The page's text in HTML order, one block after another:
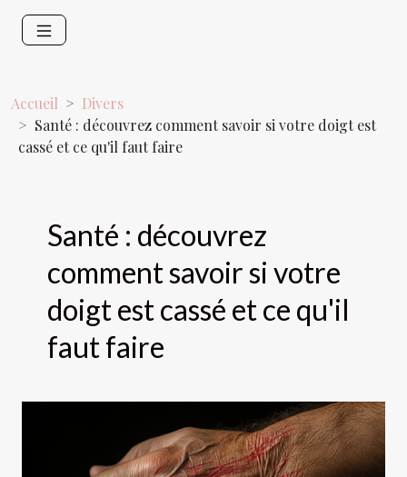
Accueil
Divers
Santé : découvrez comment savoir si votre doigt est
cassé et ce qu'il faut faire
Santé : découvrez
comment savoir si votre
doigt est cassé et ce qu'il
faut faire